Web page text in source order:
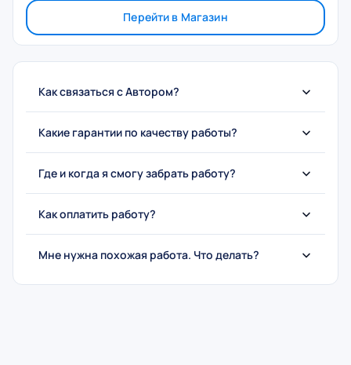
Перейти в Магазин
Как связаться с Автором?
Какие гарантии по качеству работы?
Где и когда я смогу забрать работу?
Как оплатить работу?
Мне нужна похожая работа. Что делать?